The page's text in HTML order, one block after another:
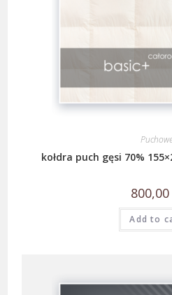
kołdra puch gęsi 70%
800,00
Add to